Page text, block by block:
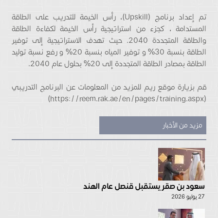
تم إعداد برنامج (Upskill)، رأس الخيمة للتدريب على الطاقة
المستدامة ، كجزء من استراتيجية رأس الخيمة لكفاءة الطاقة
والطاقة المتجددة 2040. حيث تهدف الاستراتيجية إلى توفير
الطاقة بنسبة 30% و توفير المياه بنسبة 20% و رفع نسبة توليد
الطاقة بمصادر الطاقة المتجددة إلى 20% بحلول عام 2040.
قم بزيارة موقع ريم للمزيد من المعلومات عن البرنامج التدريبي
(https://reem.rak.ae/en/pages/training.aspx)
مزيد من الأخبار
سعود بن صقر يستقبل قنصل عام الهند
27 يوليو 2026